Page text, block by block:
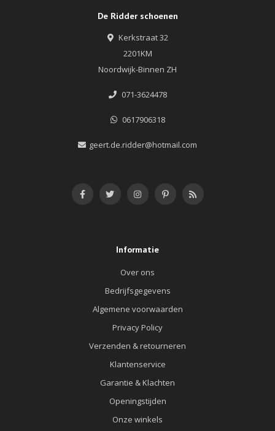
De Ridder schoenen
Kerkstraat 32
2201KM
Noordwijk-Binnen ZH
071-3624478
0617906318
geert.de.ridder@hotmail.com
Informatie
Over ons
Bedrijfsgegevens
Algemene voorwaarden
Privacy Policy
Verzenden & retourneren
Klantenservice
Garantie & Klachten
Openingstijden
Onze winkels